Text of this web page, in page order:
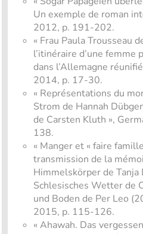
Un exemple de roman
2012, p. 191-202.
« Frau Paula Trousseau
l’itinéraire d’une femme
dans l’Allemagne
2014, p. 17-30.
« Représentations du
Strom de Hannah
de Carsten Kluth »,
138.
« Manger et « faire
transmission de la
Himmelskörper de Tanja
Schlesisches Wetter de
und Boden de Per Leo
2015, p. 115-126.
« Ahawah. Das